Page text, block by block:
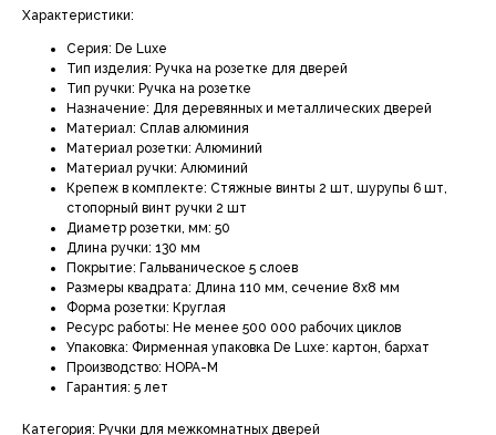
Характеристики:
Серия: De Luxe
Тип изделия: Ручка на розетке для дверей
Тип ручки: Ручка на розетке
Назначение: Для деревянных и металлических дверей
Материал: Сплав алюминия
Материал розетки: Алюминий
Материал ручки: Алюминий
Крепеж в комплекте: Стяжные винты 2 шт, шурупы 6 шт,
стопорный винт ручки 2 шт
Диаметр розетки, мм: 50
Длина ручки: 130 мм
Покрытие: Гальваническое 5 слоев
Размеры квадрата: Длина 110 мм, сечение 8х8 мм
Форма розетки: Круглая
Ресурс работы: Не менее 500 000 рабочих циклов
Упаковка: Фирменная упаковка De Luxe: картон, бархат
Производство: НОРА-М
Гарантия: 5 лет
Категория: Ручки для межкомнатных дверей